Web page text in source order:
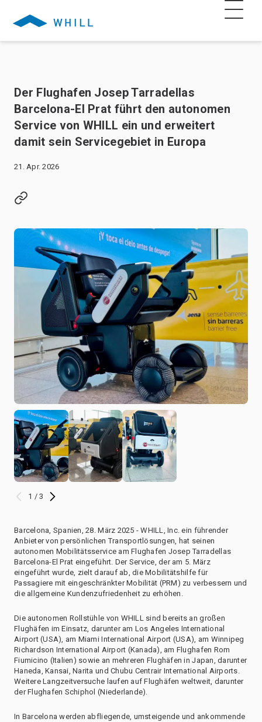
Der Flughafen Josep Tarradellas
Barcelona-El Prat führt den autonomen
Service von WHILL ein und erweitert
damit sein Servicegebiet in Europa
21. Apr. 2026
1 / 3
Barcelona, Spanien, 28. März 2025 - WHILL, Inc. ein führender
Anbieter von persönlichen Transportlösungen, hat seinen
autonomen Mobilitätsservice am Flughafen Josep Tarradellas
Barcelona-El Prat eingeführt. Der Service, der am 5. März
eingeführt wurde, zielt darauf ab, die Mobilitätshilfe für
Passagiere mit eingeschränkter Mobilität (PRM) zu verbessern und
die allgemeine Kundenzufriedenheit zu erhöhen.
Die autonomen Rollstühle von WHILL sind bereits an großen
Flughäfen im Einsatz, darunter am Los Angeles International
Airport (USA), am Miami International Airport (USA), am Winnipeg
Richardson International Airport (Kanada), am Flughafen Rom
Fiumicino (Italien) sowie an mehreren Flughäfen in Japan, darunter
Haneda, Kansai, Narita und Chubu Centrair International Airports.
Weitere Langzeitversuche laufen auf Flughäfen weltweit, darunter
der Flughafen Schiphol (Niederlande).
In Barcelona werden abfliegende, umsteigende und ankommende